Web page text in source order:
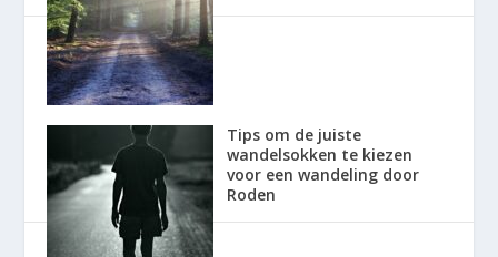
Tips om de juiste
wandelsokken te kiezen
voor een wandeling door
Roden